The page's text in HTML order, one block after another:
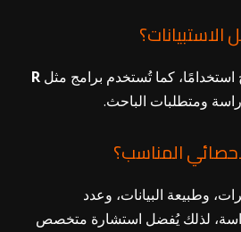
الاستبيانات؟
استخدامًا، كما تُستخدم برامج مثل R
ومتطلبات الباحث.
المناسب؟
وطبيعة البيانات، وعدد
لذلك يُفضل استشارة متخصص